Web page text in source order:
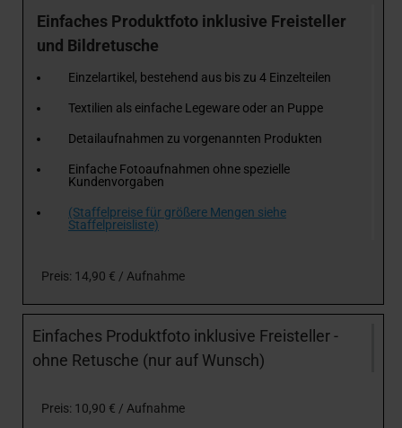
Einfaches Produktfoto inklusive Freisteller
und Bildretusche
Einzelartikel, bestehend aus bis zu 4 Einzelteilen
Textilien als einfache Legeware oder an Puppe
Detailaufnahmen zu vorgenannten Produkten
Einfache Fotoaufnahmen ohne spezielle
Kundenvorgaben
(Staffelpreise für größere Mengen siehe
Staffelpreisliste)
Preis: 14,90 € / Aufnahme
Einfaches Produktfoto inklusive Freisteller -
ohne Retusche (nur auf Wunsch)
Preis: 10,90 € / Aufnahme